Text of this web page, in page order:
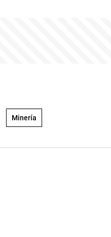
Minería